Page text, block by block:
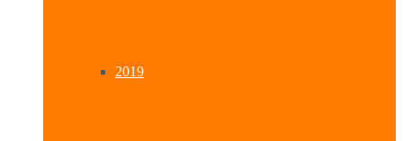
2019